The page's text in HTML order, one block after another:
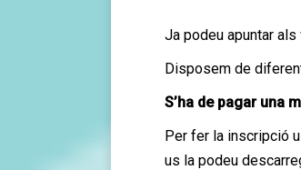
Ja podeu apuntar
Disposem de
S’ha de pagar una
Per fer la inscripció
us la podeu